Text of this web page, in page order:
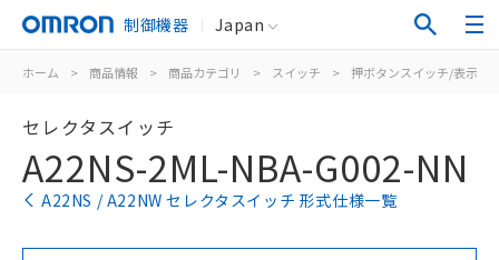
制御機器 Japan
ホーム > 商品情報 > 商品カテゴリ > スイッチ > 押ボタンスイッチ/表示灯
セレクタスイッチ
A22NS-2ML-NBA-G002-NN
A22NS / A22NW セレクタスイッチ 形式仕様一覧